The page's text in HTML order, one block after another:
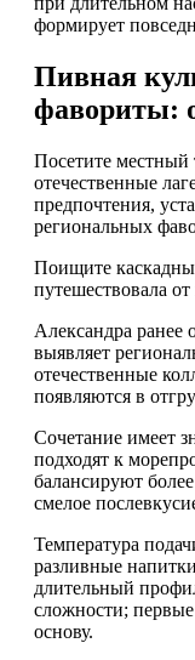
формирует
Пивная
фавориты:
Посетите местный
отечественные
предпочтения,
региональных
Поищите
путешествовала
Александра ранее
выявляет
отечественные
появляются в
Сочетание имеет
подходят к
балансируют
смелое
Температура
разливные
длительный
сложности;
основу.